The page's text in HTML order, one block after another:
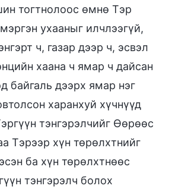
тогтнолоос өмнө Тэр
ухааныг илчлээгүй,
ч, газар дээр ч, эсвэл
хаана ч ямар ч дайсан
байгаль дээрх ямар нэг
харанхуй хүчнүүд
тэнгэрэлчийг Өөрөөс
Тэрээр хүн төрөлхтнийг
ба хүн төрөлхтнөөс
тэнгэрэлч болох